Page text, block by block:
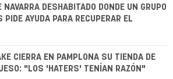
NAVARRA DESHABITADO DONDE UN GRUPO
PIDE AYUDA PARA RECUPERAR EL
CIERRA EN PAMPLONA SU TIENDA DE
"LOS 'HATERS' TENÍAN RAZÓN"